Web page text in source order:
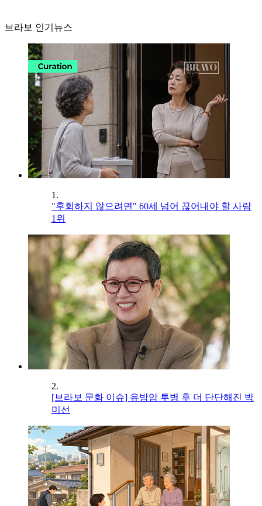
브라보 인기뉴스
1.
"후회하지 않으려면" 60세 넘어 끊어내야 할 사람
1위
2.
[브라보 문화 이슈] 유방암 투병 후 더 단단해진 박
미선